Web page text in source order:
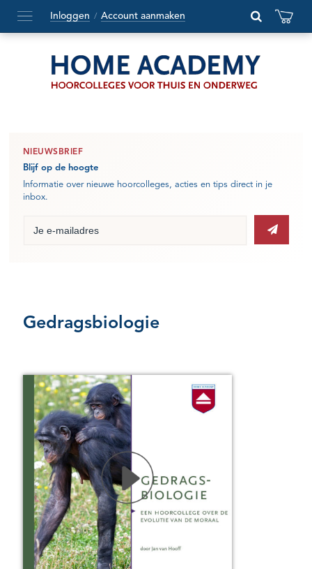
Hoofdmenu
openen
Inloggen / Account aanmaken
NIEUWSBRIEF
Blijf op de hoogte
Informatie over nieuwe hoorcolleges, acties en tips direct in je
inbox.
Gedragsbiologie